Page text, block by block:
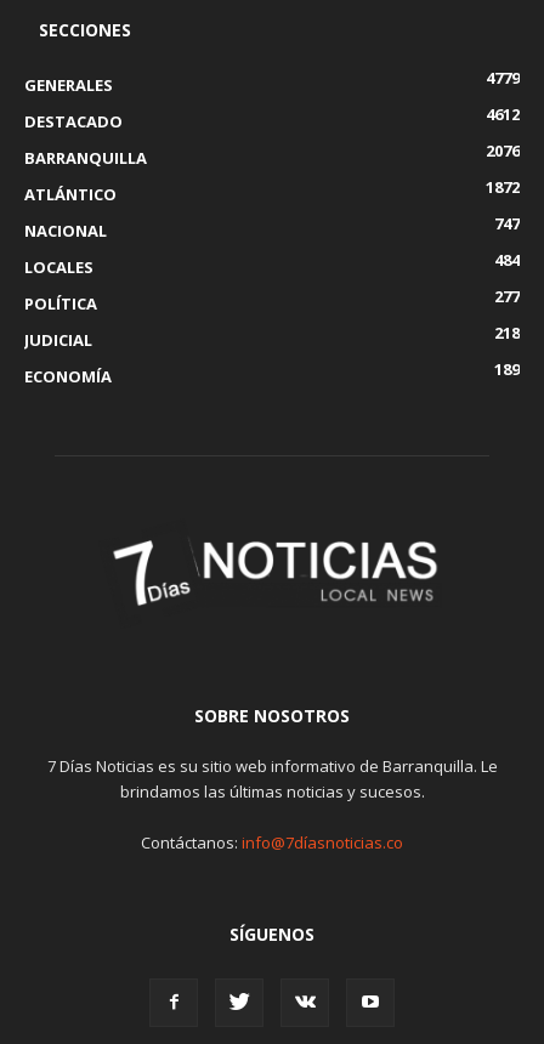
SECCIONES
GENERALES
4779
DESTACADO
4612
BARRANQUILLA
2076
ATLÁNTICO
1872
NACIONAL
747
LOCALES
484
POLÍTICA
277
JUDICIAL
218
ECONOMÍA
189
SOBRE NOSOTROS
7 Días Noticias es su sitio web informativo de Barranquilla. Le
brindamos las últimas noticias y sucesos.
Contáctanos: info@7díasnoticias.co
SÍGUENOS